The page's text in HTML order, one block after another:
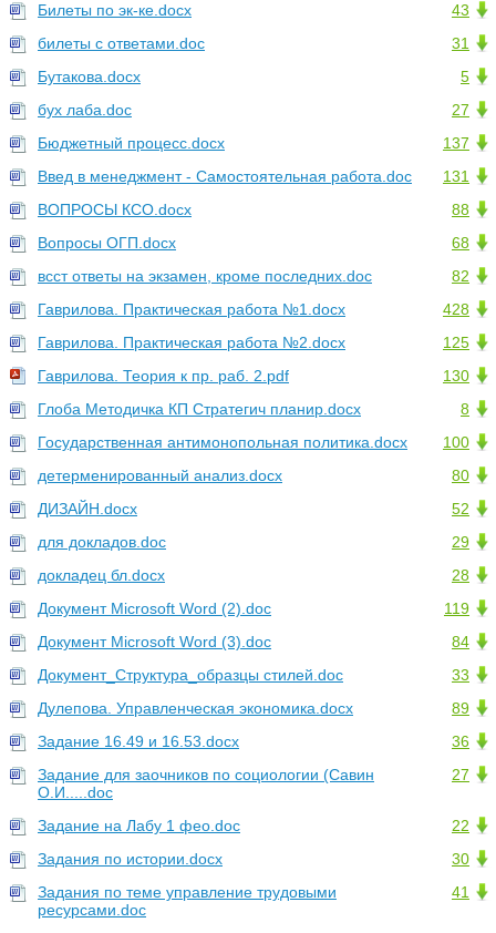
43
Билеты по эк-ке.docx
31
билеты с ответами.doc
5
Бутакова.docx
27
бух лаба.doc
137
Бюджетный процесс.docx
131
Введ в менеджмент - Самостоятельная работа.doc
88
ВОПРОСЫ КСО.docx
68
Вопросы ОГП.docx
82
всст ответы на экзамен, кроме последних.doc
428
Гаврилова. Практическая работа №1.docx
125
Гаврилова. Практическая работа №2.docx
130
Гаврилова. Теория к пр. раб. 2.pdf
8
Глоба Методичка КП Стратегич планир.docx
100
Государственная антимонопольная политика.docx
80
детерменированный анализ.docx
52
ДИЗАЙН.docx
29
для докладов.doc
28
докладец бл.docx
119
Документ Microsoft Word (2).doc
84
Документ Microsoft Word (3).doc
33
Документ_Структура_образцы стилей.doc
89
Дулепова. Управленческая экономика.docx
36
Задание 16.49 и 16.53.docx
27
Задание для заочников по социологии (Савин
О.И.....doc
22
Задание на Лабу 1 фео.doc
30
Задания по истории.docx
41
Задания по теме управление трудовыми
ресурсами.doc